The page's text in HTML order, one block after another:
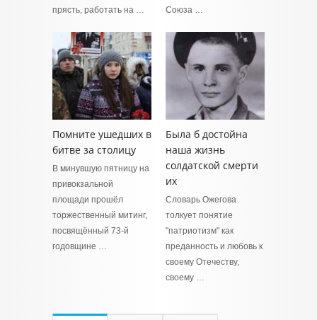
прясть, работать на …
Союза …
Помните ушедших в
битве за столицу
В минувшую пятницу на
привокзальной
площади прошёл
торжественный митинг,
посвящённый 73-й
годовщине …
Была б достойна
наша жизнь
солдатской смерти
их
Словарь Ожегова
толкует понятие
"патриотизм" как
преданность и любовь к
своему Отечеству,
своему …